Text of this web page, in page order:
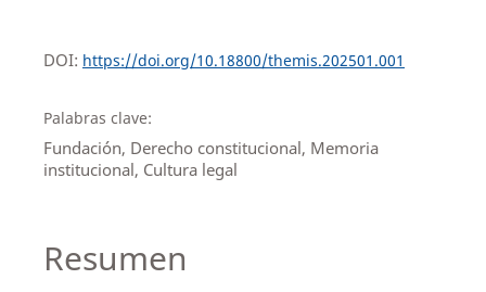
DOI: https://doi.org/10.18800/themis.202501.001
Palabras clave:
Fundación, Derecho constitucional, Memoria
institucional, Cultura legal
Resumen